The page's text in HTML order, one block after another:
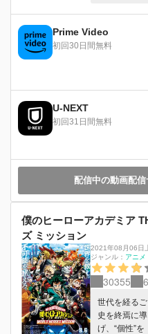
は、出久た
た。 出久た
ーローvs 敵
るべき力を
つかり合う
大きなダメ
は刻一刻と
響で荒廃し
次々と街や
の前に、“平
り……
Prime Video
初回30日間無料
U-NEXT
初回31日間無料
配信中の動画配
僕のヒーローアカデミア
ズ ミッション
2021年08月06日
ジャンル： アニメ
30355
世代を経る
史を終焉に
げ、“個性”